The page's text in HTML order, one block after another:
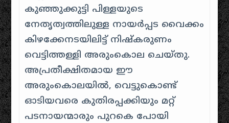
കുഞ്ഞുക്കുട്ടി പിള്ളയുടെ
നേതൃത്വത്തിലുള്ള നായർപ്പട വൈക്കം
കിഴക്കേനടയിലിട്ട് നിഷ്‌കരുണം
വെട്ടിത്തള്ളി അരുംകൊല ചെയ്തു.
അപ്രതീക്ഷിതമായ ഈ
അരുംകൊലയിൽ, വെട്ടുകൊണ്ട്
ഓടിയവരെ കുതിരപ്പക്കിയും മറ്റ്
പടനായന്മാരും പുറകെ പോയി